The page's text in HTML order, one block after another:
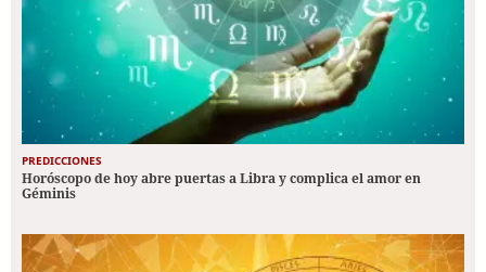
PREDICCIONES
Horóscopo de hoy abre puertas a Libra y complica el amor en
Géminis